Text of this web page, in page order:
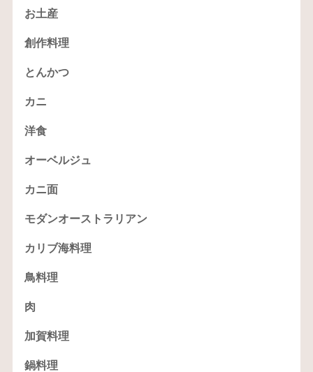
お土産
創作料理
とんかつ
カニ
洋食
オーベルジュ
カニ面
モダンオーストラリアン
カリブ海料理
鳥料理
肉
加賀料理
鍋料理